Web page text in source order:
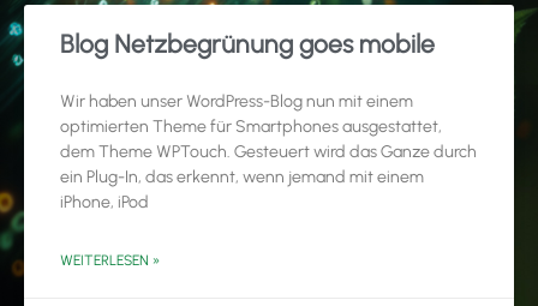
Blog Netzbegrünung goes mobile
Wir haben unser WordPress-Blog nun mit einem
optimierten Theme für Smartphones ausgestattet,
dem Theme WPTouch. Gesteuert wird das Ganze durch
ein Plug-In, das erkennt, wenn jemand mit einem
iPhone, iPod
WEITERLESEN »